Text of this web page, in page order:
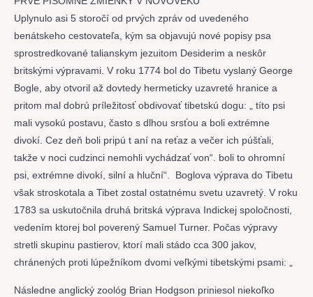
Uplynulo asi 5 storočí od prvých zpráv od uvedeného
benátskeho cestovateľa, kým sa objavujú nové popisy psa
sprostredkované talianskym jezuitom Desiderim a neskôr
britskými výpravami. V roku 1774 bol do Tibetu vyslaný George
Bogle, aby otvoril až dovtedy hermeticky uzavreté hranice a
pritom mal dobrú príležitosť obdivovať tibetskú dogu: „ títo psi
mali vysokú postavu, často s dlhou srsťou a boli extrémne
divokí. Cez deň boli pripú t aní na reťaz a večer ich púšťali,
takže v noci cudzinci nemohli vychádzať von“. boli to ohromní
psi, extrémne divokí, silní a hluční“. Boglova výprava do Tibetu
však stroskotala a Tibet zostal ostatnému svetu uzavretý. V roku
1783 sa uskutočnila druhá britská výprava Indickej spoločnosti,
vedením ktorej bol poverený Samuel Turner. Počas výpravy
stretli skupinu pastierov, ktorí mali stádo cca 300 jakov,
chránených proti lúpežníkom dvomi veľkými tibetskými psami: „
Následne anglický zoológ Brian Hodgson priniesol niekoľko